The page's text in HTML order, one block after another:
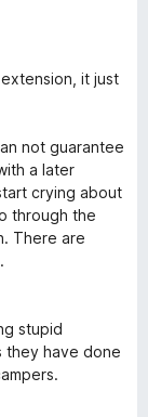
it just
not guarantee
a later
crying about
through the
There are
stupid
they have done